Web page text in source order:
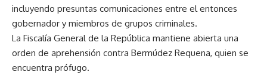
incluyendo presuntas comunicaciones entre el entonces
gobernador y miembros de grupos criminales.
La Fiscalía General de la República mantiene abierta una
orden de aprehensión contra Bermúdez Requena, quien se
encuentra prófugo.